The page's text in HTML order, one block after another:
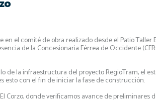
el comité de obra realizado desde el Patio Taller
de la Concesionaria Férrea de Occidente
de la infraestructura del proyecto RegioTram, el
esto con el fin de iniciar la fase de construcción.
Corzo, donde verificamos avance de preliminares